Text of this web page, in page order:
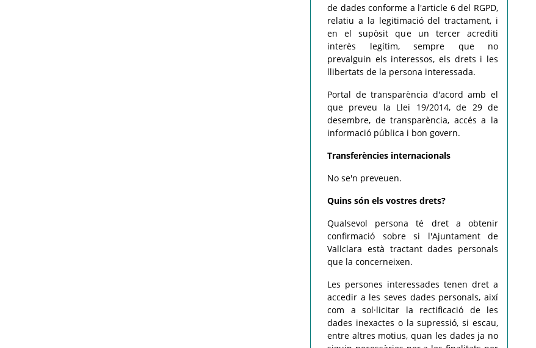
de dades conforme a l'article 6 del RGPD,
relatiu a la legitimació del tractament, i
en el supòsit que un tercer acrediti
interès legítim, sempre que no
prevalguin els interessos, els drets i les
llibertats de la persona interessada.
Portal de transparència d'acord amb el
que preveu la Llei 19/2014, de 29 de
desembre, de transparència, accés a la
informació pública i bon govern.
Transferències internacionals
No se'n preveuen.
Quins són els vostres drets?
Qualsevol persona té dret a obtenir
confirmació sobre si l'Ajuntament de
Vallclara està tractant dades personals
que la concerneixen.
Les persones interessades tenen dret a
accedir a les seves dades personals, així
com a sol·licitar la rectificació de les
dades inexactes o la supressió, si escau,
entre altres motius, quan les dades ja no